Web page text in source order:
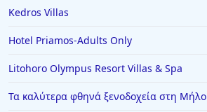
Kedros Villas
Hotel Priamos-Αdults Only
Litohoro Olympus Resort Villas & Spa
Τα καλύτερα φθηνά ξενοδοχεία στη Μήλο